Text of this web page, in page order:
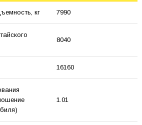
кг 7990
8040
16160
1.01